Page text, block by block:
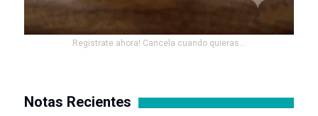
Registrate ahora! Cancela cuando quieras...
Notas Recientes